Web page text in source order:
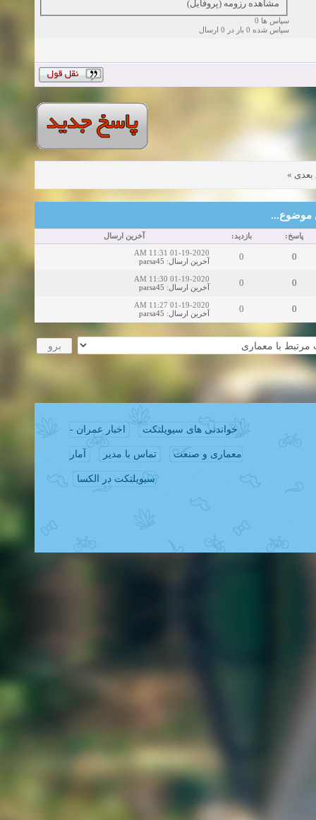
مشاهده رزومه (پروفایل)
سپاس ها 0
سپاس شده 0 بار در 0 ارسال
»
موضوع...
پاسخ: بازدید: آخرین ارسال
0
0
01-19-2020 11:31 AM
آخرین ارسال:
parsa45
0
0
01-19-2020 11:30 AM
آخرین ارسال:
parsa45
0
0
01-19-2020 11:27 AM
آخرین ارسال:
parsa45
خواندنی های سیویلتکت اخبار عمران -
معماری و صنعت تماس با مدیر آمار
سیویلتکت در الکسا